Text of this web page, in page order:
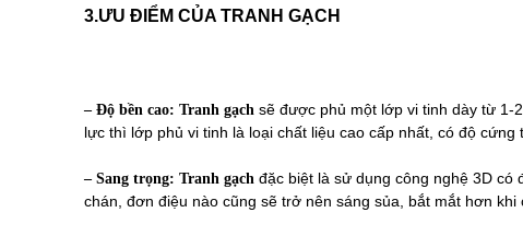
3.ƯU ĐIỂM CỦA TRANH GẠCH
– Độ bền cao: Tranh gạch sẽ được phủ một lớp vi tinh dày từ 1-
lực thì lớp phủ vi tinh là loại chất liệu cao cấp nhất, có độ
– Sang trọng: Tranh gạch đặc biệt là sử dụng công nghệ 3D có
chán, đơn điệu nào cũng sẽ trở nên sáng sủa, bắt mắt hơn khi